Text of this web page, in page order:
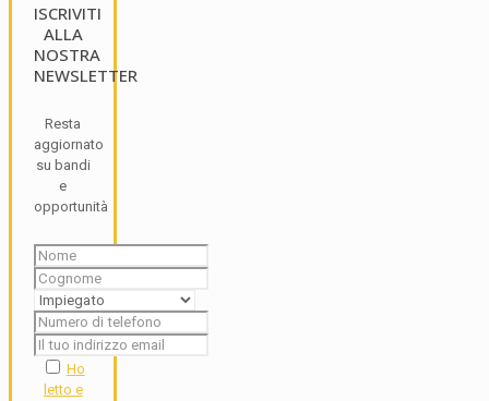
ISCRIVITI
ALLA
NOSTRA
NEWSLETTER
Resta
aggiornato
su bandi
e
opportunità
Ho
letto e